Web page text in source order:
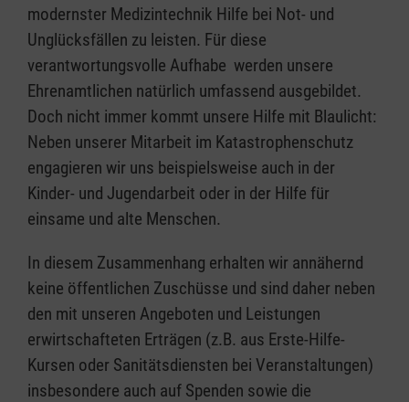
modernster Medizintechnik Hilfe bei Not- und
Unglücksfällen zu leisten. Für diese
verantwortungsvolle Aufhabe werden unsere
Ehrenamtlichen natürlich umfassend ausgebildet.
Doch nicht immer kommt unsere Hilfe mit Blaulicht:
Neben unserer Mitarbeit im Katastrophenschutz
engagieren wir uns beispielsweise auch in der
Kinder- und Jugendarbeit oder in der Hilfe für
einsame und alte Menschen.
In diesem Zusammenhang erhalten wir annähernd
keine öffentlichen Zuschüsse und sind daher neben
den mit unseren Angeboten und Leistungen
erwirtschafteten Erträgen (z.B. aus Erste-Hilfe-
Kursen oder Sanitätsdiensten bei Veranstaltungen)
insbesondere auch auf Spenden sowie die